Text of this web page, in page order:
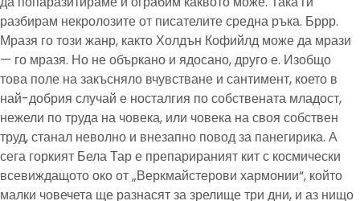
разбирам некролозите от писателите средна ръка. Бррр.
Мразя го този жанр, както Холдън Кофийлд може да мрази
— го мразя. Но не объркано и ядосано, друго е. Изобщо
това поле на закъсняло вчувстване и сантимент, което в
най-добрия случай е носталгия по собствената младост,
нежели по труда на човека, или човека на своя собствен
труд, станал неволно и внезапно повод за панегирика. А
сега горкият Бела Тар е препарираният кит с космически
всевиждащото око от „Веркмайстерови хармонии“, който
малки човечета ще разнасят за зрелище три дни, и аз нищо